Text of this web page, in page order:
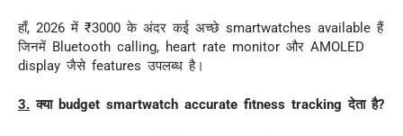
हाँ, 2026 में ₹3000 के अंदर कई अच्छे smartwatches available हैं
जिनमें Bluetooth calling, heart rate monitor और AMOLED
display जैसे features उपलब्ध है।
3. क्या budget smartwatch accurate fitness tracking देता है?